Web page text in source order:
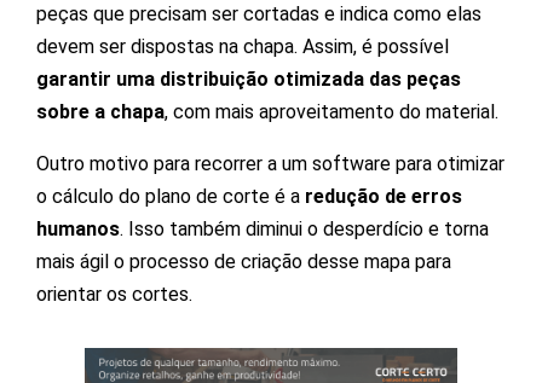
peças que precisam ser cortadas e indica como elas
devem ser dispostas na chapa. Assim, é possível
garantir uma distribuição otimizada das peças
sobre a chapa, com mais aproveitamento do material.
Outro motivo para recorrer a um software para otimizar
o cálculo do plano de corte é a redução de erros
humanos. Isso também diminui o desperdício e torna
mais ágil o processo de criação desse mapa para
orientar os cortes.